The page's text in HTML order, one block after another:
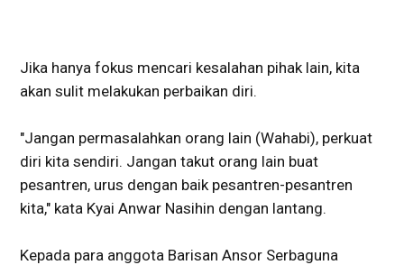
Jika hanya fokus mencari kesalahan pihak lain, kita
akan sulit melakukan perbaikan diri.
"Jangan permasalahkan orang lain (Wahabi), perkuat
diri kita sendiri. Jangan takut orang lain buat
pesantren, urus dengan baik pesantren-pesantren
kita," kata Kyai Anwar Nasihin dengan lantang.
Kepada para anggota Barisan Ansor Serbaguna